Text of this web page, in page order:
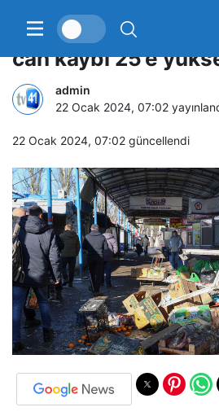
Ukrayna’nın
can kaybı 25’e
admin
22 Ocak 2024, 07:02
22 Ocak 2024, 07:02 güncellendi